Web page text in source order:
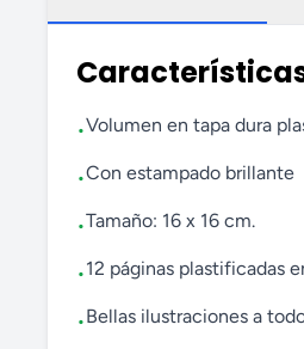
•Volumen en tapa dura
•Con estampado brillante
•Tamaño: 16 x 16 cm.
•12 páginas plastificadas
•Bellas ilustraciones a